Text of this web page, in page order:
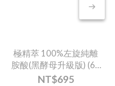
極精萃 100%左旋純離
胺酸(黑酵母升級版) (60
顆/盒)
NT$695